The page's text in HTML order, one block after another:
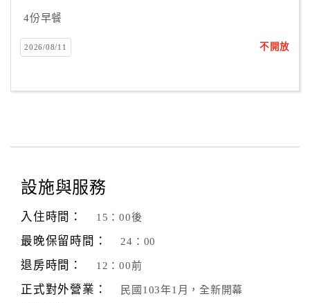
店
作
作
旅
伴
劃
商
4份早餐
2026/08/11 不開放
設施與服務
入住時間： 15：00後
最晚保留時間： 24：00
退房時間： 12：00前
正式對外營業： 民國103年1月，全新開幕